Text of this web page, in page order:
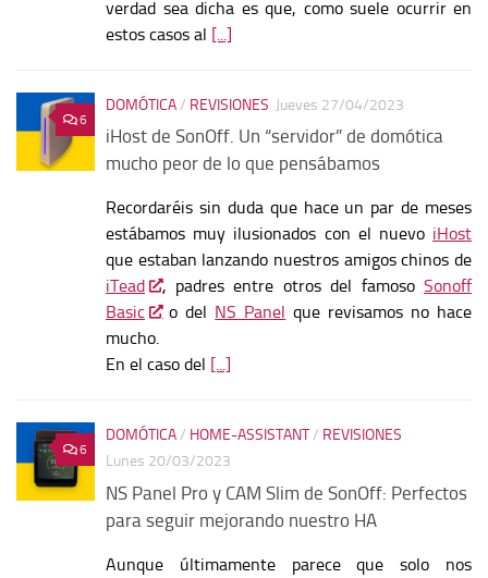
verdad sea dicha es que, como suele ocurrir en
estos casos al [...]
6
DOMÓTICA/ REVISIONES Jueves 27/04/2023
iHost de SonOff. Un “servidor” de domótica
mucho peor de lo que pensábamos
Recordaréis sin duda que hace un par de meses
estábamos muy ilusionados con el nuevo iHost
que estaban lanzando nuestros amigos chinos de
iTead
, padres entre otros del famoso Sonoff
Basic
o del NS Panel que revisamos no hace
mucho.
En el caso del [...]
6
DOMÓTICA/ HOME-ASSISTANT/ REVISIONES
Lunes 20/03/2023
NS Panel Pro y CAM Slim de SonOff: Perfectos
para seguir mejorando nuestro HA
Aunque últimamente parece que solo nos